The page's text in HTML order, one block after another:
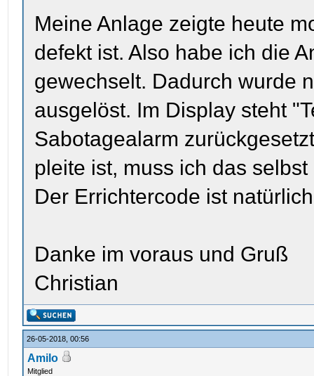
Meine Anlage zeigte heute
defekt ist. Also habe ich die
gewechselt. Dadurch wurde
ausgelöst. Im Display steht
Sabotagealarm
pleite ist, muss ich das
Der Errichtercode ist
Danke im voraus und Gruß
Christian
26-05-2018, 00:56
Amilo
Mitglied